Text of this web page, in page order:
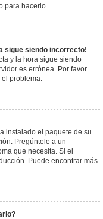
para hacerlo.
sigue siendo incorrecto!
y la hora sigue siendo
es errónea. Por favor
problema.
instalado el paquete de su
Pregúntele a un
que necesita. Si el
Puede encontrar más